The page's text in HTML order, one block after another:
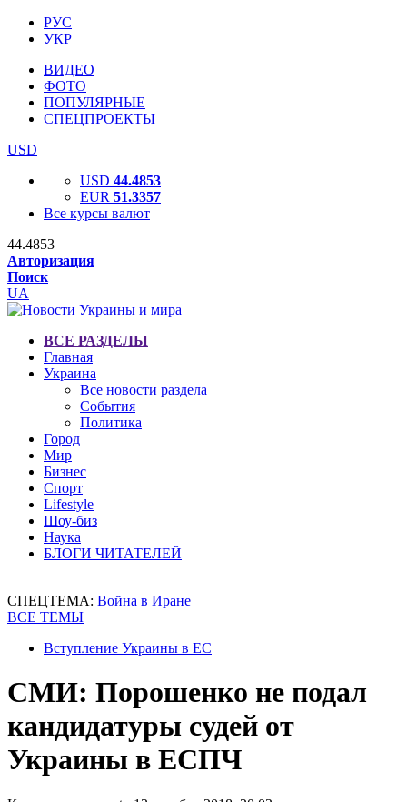
РУС
УКР
ВИДЕО
ФОТО
ПОПУЛЯРНЫЕ
СПЕЦПРОЕКТЫ
USD
USD 44.4853
EUR 51.3357
Все курсы валют
44.4853
Авторизация
Поиск
UA
ВСЕ РАЗДЕЛЫ
Главная
Украина
Все новости раздела
События
Политика
Город
Мир
Бизнес
Спорт
Lifestyle
Шоу-биз
Наука
БЛОГИ ЧИТАТЕЛЕЙ
СПЕЦТЕМА: Война в Иране
ВСЕ ТЕМЫ
Вступление Украины в ЕС
СМИ: Порошенко не подал
кандидатуры судей от
Украины в ЕСПЧ